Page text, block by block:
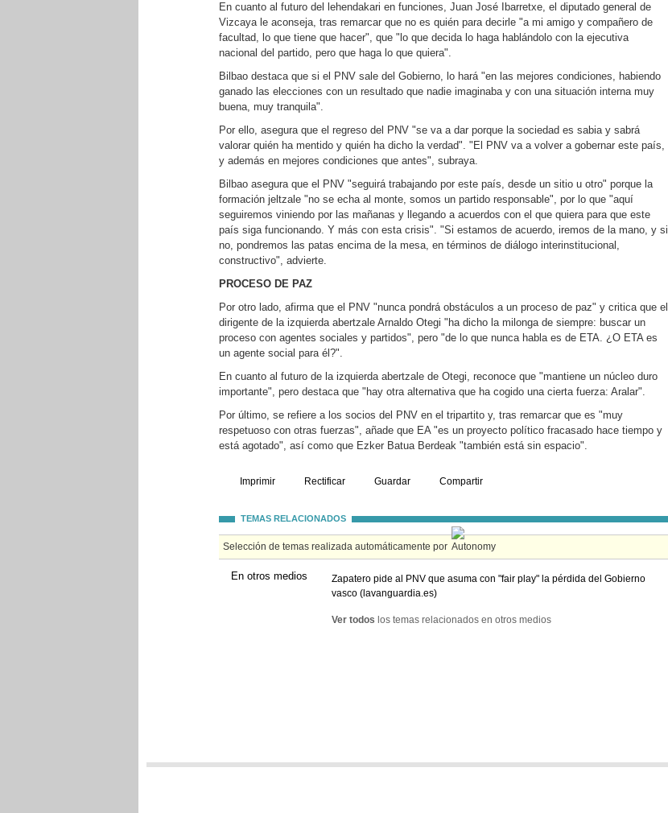
En cuanto al futuro del lehendakari en funciones, Juan José Ibarretxe, el diputado general de
Vizcaya le aconseja, tras remarcar que no es quién para decirle "a mi amigo y compañero de
facultad, lo que tiene que hacer", que "lo que decida lo haga hablándolo con la ejecutiva
nacional del partido, pero que haga lo que quiera".
Bilbao destaca que si el PNV sale del Gobierno, lo hará "en las mejores condiciones, habiendo
ganado las elecciones con un resultado que nadie imaginaba y con una situación interna muy
buena, muy tranquila".
Por ello, asegura que el regreso del PNV "se va a dar porque la sociedad es sabia y sabrá
valorar quién ha mentido y quién ha dicho la verdad". "El PNV va a volver a gobernar este país,
y además en mejores condiciones que antes", subraya.
Bilbao asegura que el PNV "seguirá trabajando por este país, desde un sitio u otro" porque la
formación jeltzale "no se echa al monte, somos un partido responsable", por lo que "aquí
seguiremos viniendo por las mañanas y llegando a acuerdos con el que quiera para que este
país siga funcionando. Y más con esta crisis". "Si estamos de acuerdo, iremos de la mano, y si
no, pondremos las patas encima de la mesa, en términos de diálogo interinstitucional,
constructivo", advierte.
PROCESO DE PAZ
Por otro lado, afirma que el PNV "nunca pondrá obstáculos a un proceso de paz" y critica que el
dirigente de la izquierda abertzale Arnaldo Otegi "ha dicho la milonga de siempre: buscar un
proceso con agentes sociales y partidos", pero "de lo que nunca habla es de ETA. ¿O ETA es
un agente social para él?".
En cuanto al futuro de la izquierda abertzale de Otegi, reconoce que "mantiene un núcleo duro
importante", pero destaca que "hay otra alternativa que ha cogido una cierta fuerza: Aralar".
Por último, se refiere a los socios del PNV en el tripartito y, tras remarcar que es "muy
respetuoso con otras fuerzas", añade que EA "es un proyecto político fracasado hace tiempo y
está agotado", así como que Ezker Batua Berdeak "también está sin espacio".
Imprimir Rectificar Guardar Compartir
TEMAS RELACIONADOS
Selección de temas realizada automáticamente por
En otros medios
Zapatero pide al PNV que asuma con "fair play" la pérdida del Gobierno
vasco (lavanguardia.es)
Ver todos los temas relacionados en otros medios